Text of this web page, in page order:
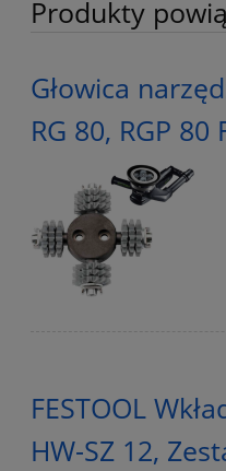
Produkty
Głowica
RG 80, RGP 80
FESTOOL
HW-SZ 12,